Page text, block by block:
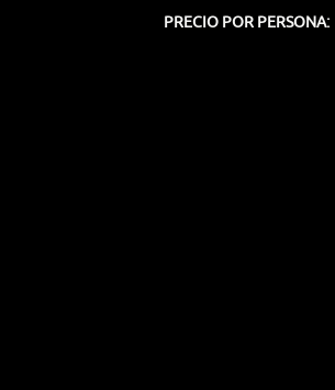
PRECIO POR PERSONA: